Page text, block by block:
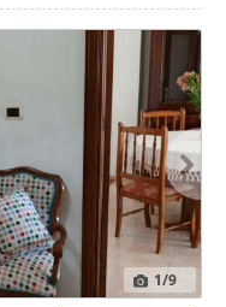
1/9